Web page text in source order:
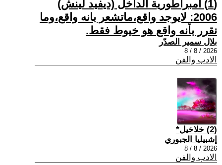
(1) امبراطورية الداخل (ديفيد لينش)
2006: لايوجد واقع،ماتشعر بانه واقع،وما
نقرر بأنه واقع هو خيوط فقط.
بلال سمير الصدّر
2026 / 8 / 8
الادب والفن
(2) خلاخيل*
إشبيليا الجبوري
2026 / 8 / 8
الادب والفن